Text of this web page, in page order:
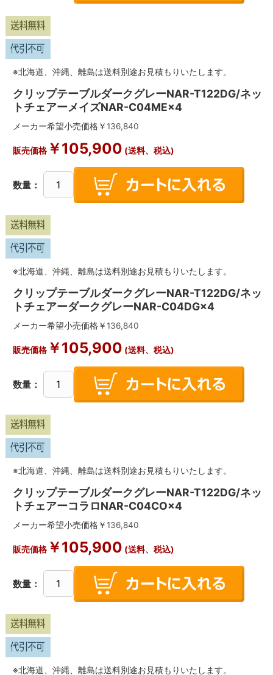
※北海道、沖縄、離島は送料別途お見積もりいたします。
クリップテーブルダークグレーNAR-T122DG/ネッ
トチェアーメイズNAR-C04ME×4
メーカー希望小売価格￥136,840
販売価格￥105,900 (送料、税込)
数量：
※北海道、沖縄、離島は送料別途お見積もりいたします。
クリップテーブルダークグレーNAR-T122DG/ネッ
トチェアーダークグレーNAR-C04DG×4
メーカー希望小売価格￥136,840
販売価格￥105,900 (送料、税込)
数量：
※北海道、沖縄、離島は送料別途お見積もりいたします。
クリップテーブルダークグレーNAR-T122DG/ネッ
トチェアーコラロNAR-C04CO×4
メーカー希望小売価格￥136,840
販売価格￥105,900 (送料、税込)
数量：
※北海道、沖縄、離島は送料別途お見積もりいたします。